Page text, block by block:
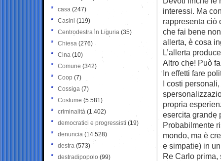
interessi. Ma
rappresenta ciò
che fai bene
allerta, è cosa
L’allerta
Altro che! Può
In effetti fare
I costi
propria
esercita grande
Probabilmente
mondo, ma è
e simpatie) in
Re Carlo prima,
casa (247)
Casini (119)
Centrodestra in Liguria (35)
Chiesa (276)
Cina (10)
Comune (342)
Coop (7)
Cossiga (7)
Costume (5.581)
criminalità (1.402)
democratici e progressisti (19)
denuncia (14.528)
destra (573)
destradipopolo (99)